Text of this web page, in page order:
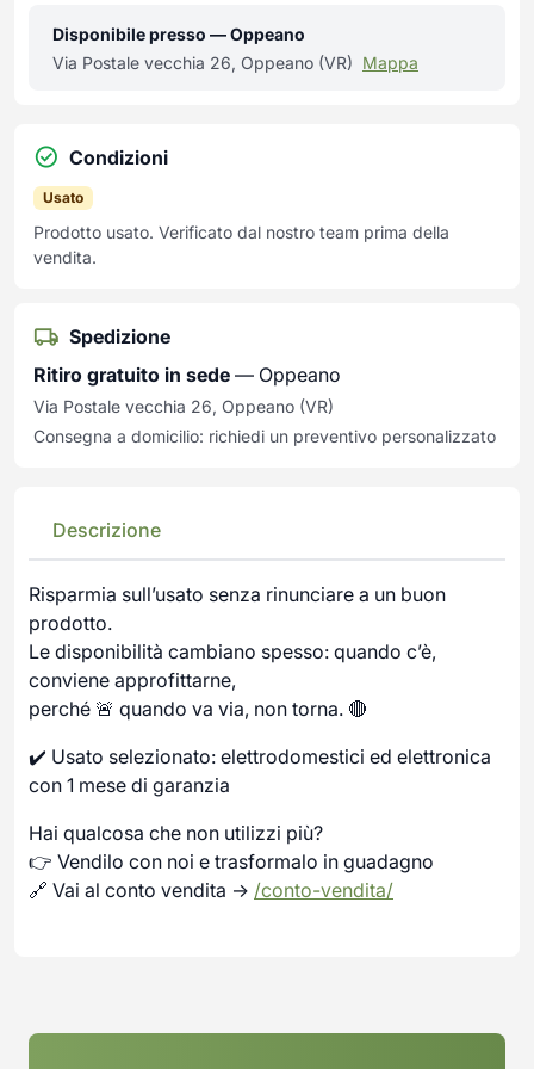
Disponibile presso — Oppeano
Via Postale vecchia 26, Oppeano (VR) Mappa
Condizioni
Usato
Prodotto usato. Verificato dal nostro team prima della
vendita.
Spedizione
Ritiro gratuito in sede — Oppeano
Via Postale vecchia 26, Oppeano (VR)
Consegna a domicilio: richiedi un preventivo personalizzato
Descrizione
Risparmia sull’usato senza rinunciare a un buon
prodotto.
Le disponibilità cambiano spesso: quando c’è,
conviene approfittarne,
perché 🚨 quando va via, non torna. 🔴
✔️ Usato selezionato: elettrodomestici ed elettronica
con 1 mese di garanzia
Hai qualcosa che non utilizzi più?
👉 Vendilo con noi e trasformalo in guadagno
🔗 Vai al conto vendita → /conto-vendita/